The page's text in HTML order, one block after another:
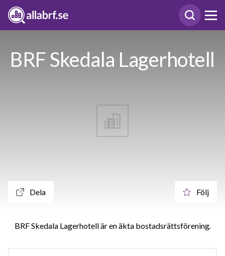
BRF Skedala Lagerhotell
Dela Följ
BRF Skedala Lagerhotell är en äkta bostadsrättsförening